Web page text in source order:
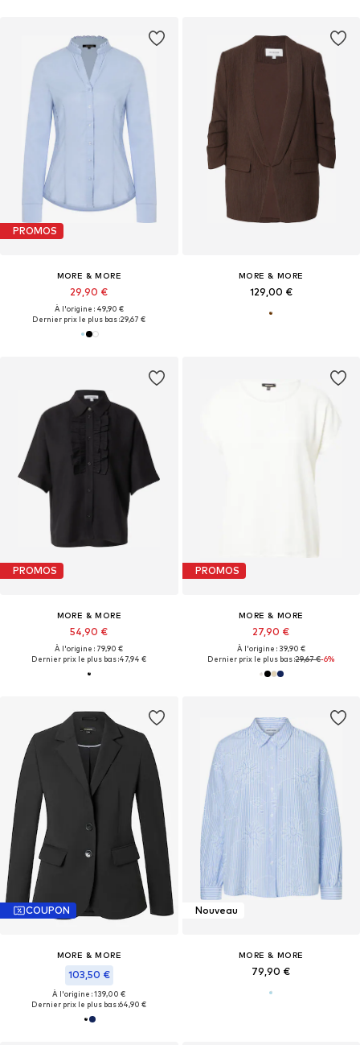
PROMOS
MORE & MORE
29,90 €
À l'origine : 49,90 €
Dernier prix le plus bas :29,67 €
MORE & MORE
129,00 €
PROMOS
MORE & MORE
54,90 €
À l'origine : 79,90 €
Dernier prix le plus bas :47,94 €
PROMOS
MORE & MORE
27,90 €
À l'origine : 39,90 €
Dernier prix le plus bas :29,67 €-6%
COUPON
MORE & MORE
103,50 €
À l'origine : 139,00 €
Dernier prix le plus bas :64,90 €
Nouveau
MORE & MORE
79,90 €